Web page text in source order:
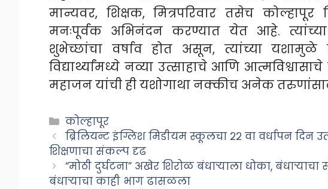
मान्यवर, शिक्षक, मित्रपरिवार तसेच कोल्हापूर
मनःपूर्वक अभिनंदन करण्यात येत आहे. त्यांच्या
शुभेच्छांचा वर्षाव होत असून, त्यांच्या यशामुळे
विद्यार्थ्यांमध्ये नव्या उत्साहाचे आणि
महाजन यांची ही यशोगाथा नक्कीच अनेक
Categories
कोल्हापूर
ब्रिलियन्ट इंग्लिश मिडीयम स्कूलचा २२ वा वर्धापन दिन
शिक्षणाचा संकल्प दृढ
“मोठी दुर्घटना” अखेर शिरोळ बंधाऱ्याला धोका,
बंधाऱ्याचा काही भाग ढासळला